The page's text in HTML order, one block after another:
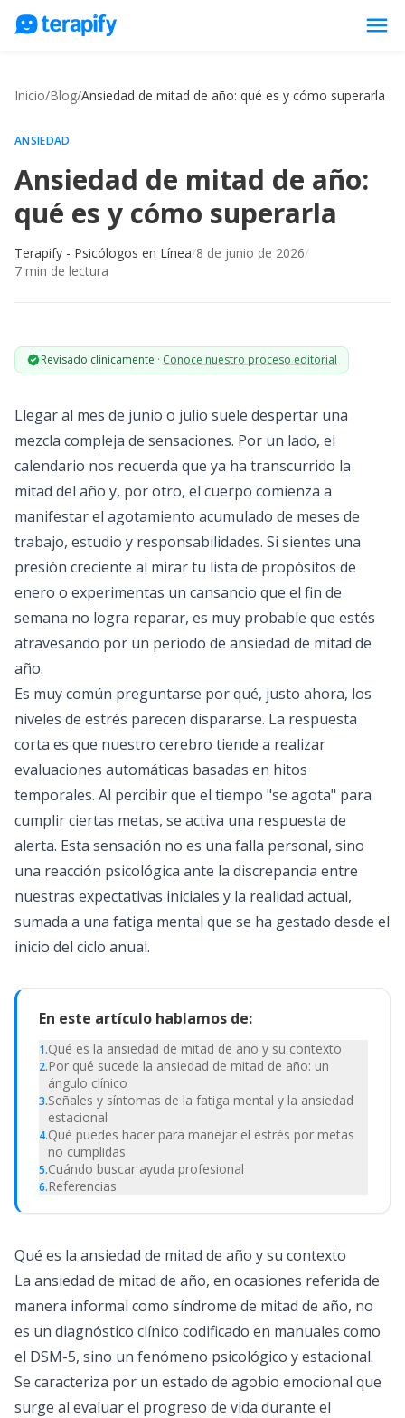
menu
Opiniones
Empresas
Preguntas frecuentes
Trabaja con nosotros
Inicio/Blog/Ansiedad de mitad de año: qué es y cómo superarla
ANSIEDAD
Ansiedad de mitad de año:
qué es y cómo superarla
Terapify - Psicólogos en Línea/8 de junio de 2026/
7 min de lectura
Revisado clínicamente · Conoce nuestro proceso editorial
Llegar al mes de junio o julio suele despertar una
mezcla compleja de sensaciones. Por un lado, el
calendario nos recuerda que ya ha transcurrido la
mitad del año y, por otro, el cuerpo comienza a
manifestar el agotamiento acumulado de meses de
trabajo, estudio y responsabilidades. Si sientes una
presión creciente al mirar tu lista de propósitos de
enero o experimentas un cansancio que el fin de
semana no logra reparar, es muy probable que estés
atravesando por un periodo de ansiedad de mitad de
año.
Es muy común preguntarse por qué, justo ahora, los
niveles de estrés parecen dispararse. La respuesta
corta es que nuestro cerebro tiende a realizar
evaluaciones automáticas basadas en hitos
temporales. Al percibir que el tiempo "se agota" para
cumplir ciertas metas, se activa una respuesta de
alerta. Esta sensación no es una falla personal, sino
una reacción psicológica ante la discrepancia entre
nuestras expectativas iniciales y la realidad actual,
sumada a una fatiga mental que se ha gestado desde el
inicio del ciclo anual.
En este artículo hablamos de:
1.Qué es la ansiedad de mitad de año y su contexto
2.Por qué sucede la ansiedad de mitad de año: un
ángulo clínico
3.Señales y síntomas de la fatiga mental y la ansiedad
estacional
4.Qué puedes hacer para manejar el estrés por metas
no cumplidas
5.Cuándo buscar ayuda profesional
6.Referencias
Qué es la ansiedad de mitad de año y su contexto
La ansiedad de mitad de año, en ocasiones referida de
manera informal como síndrome de mitad de año, no
es un diagnóstico clínico codificado en manuales como
el DSM-5, sino un fenómeno psicológico y estacional.
Se caracteriza por un estado de agobio emocional que
surge al evaluar el progreso de vida durante el